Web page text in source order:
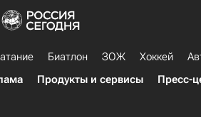
Биатлон ЗОЖ Хоккей
Продукты и сервисы Пресс-